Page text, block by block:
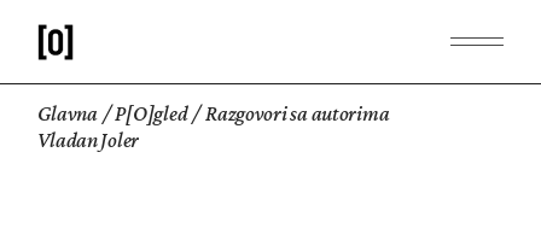
Glavna P[O]gled
Razgovori sa autorima
Vladan Joler